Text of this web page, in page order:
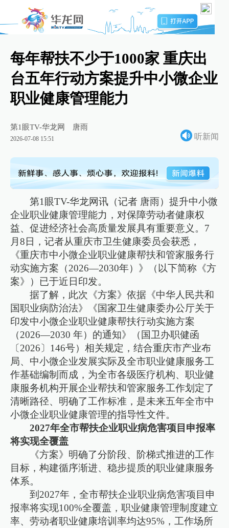
每年帮扶不少于1000家 重庆出
台五年行动方案提升中小微企业
职业健康管理能力
第1眼TV-华龙网 唐雨
2026-07-08 15:51 听新闻
第1眼TV-华龙网讯（记者 唐雨）提升中小微
企业职业健康管理能力，对保障劳动者健康权
益、促进经济社会高质量发展具有重要意义。7
月8日，记者从重庆市卫生健康委员会获悉，
《重庆市中小微企业职业健康帮扶和管家服务行
动实施方案（2026—2030年）》（以下简称《方
案》）已于近日印发。
据了解，此次《方案》依据《中华人民共和
国职业病防治法》《国家卫生健康委办公厅关于
印发中小微企业职业健康帮扶行动实施方案
（2026—2030 年）的通知》（国卫办职健函
〔2026〕146号）相关规定，结合重庆市产业布
局、中小微企业发展实际及全市职业健康服务工
作基础编制而成，为全市各级医疗机构、职业健
康服务机构开展企业帮扶和管家服务工作划定了
清晰路径、明确了工作标准，是未来五年全市中
小微企业职业健康管理的指导性文件。
2027年全市帮扶企业职业病危害项目申报率
将实现全覆盖
《方案》明确了分阶段、阶梯式推进的工作
目标，构建循序渐进、稳步提质的职业健康服务
体系。
到2027年，全市帮扶企业职业病危害项目申
报率将实现100%全覆盖，职业健康管理制度建立
率、劳动者职业健康培训率均达95%，工作场所